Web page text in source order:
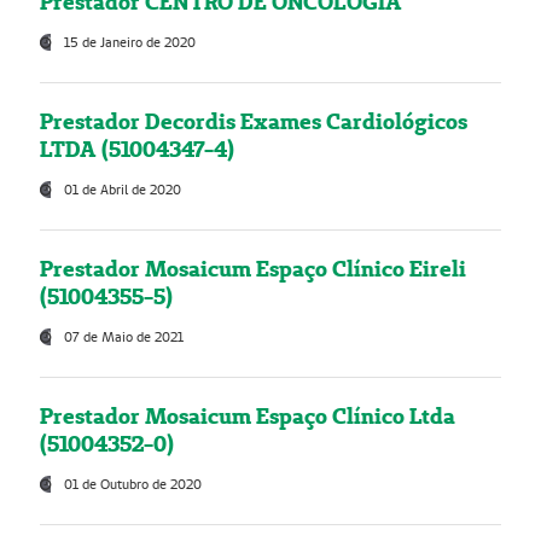
15 de Janeiro de 2020
Prestador Decordis Exames Cardiológicos
LTDA (51004347-4)
01 de Abril de 2020
Prestador Mosaicum Espaço Clínico Eireli
(51004355-5)
07 de Maio de 2021
Prestador Mosaicum Espaço Clínico Ltda
(51004352-0)
01 de Outubro de 2020